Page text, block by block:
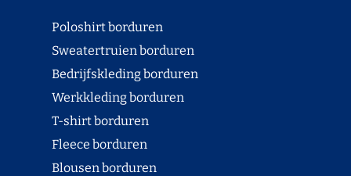
Poloshirt borduren
Sweatertruien borduren
Bedrijfskleding borduren
Werkkleding borduren
T-shirt borduren
Fleece borduren
Blousen borduren